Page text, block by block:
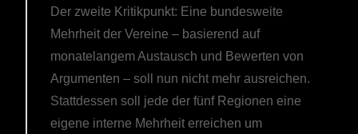
Der zweite Kritikpunkt: Eine bundesweite
Mehrheit der Vereine – basierend auf
monatelangem Austausch und Bewerten von
Argumenten – soll nun nicht mehr ausreichen.
Stattdessen soll jede der fünf Regionen eine
eigene interne Mehrheit erreichen um